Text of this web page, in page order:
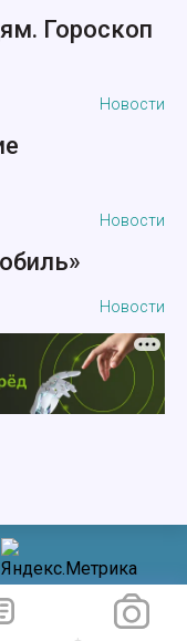
Гороскоп
Новости
Новости
Новости